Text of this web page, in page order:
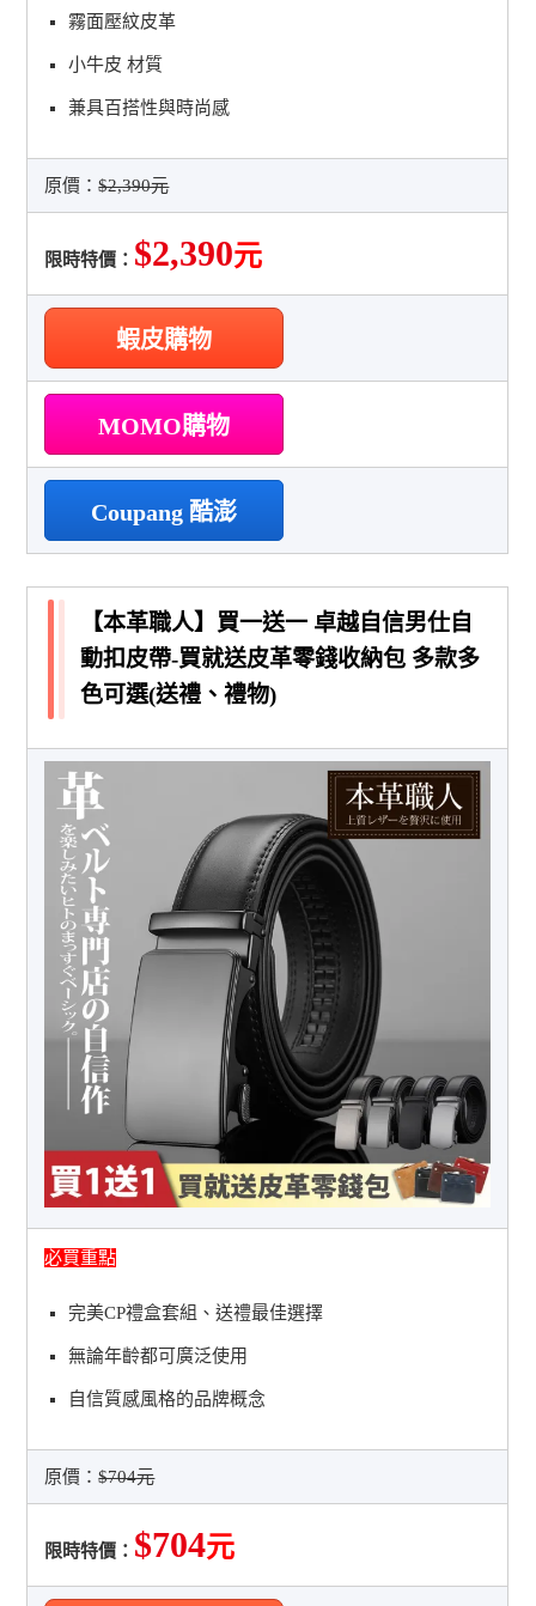
霧面壓紋皮革
小牛皮 材質
兼具百搭性與時尚感
原價：$2,390元
限時特價： $2,390元
蝦皮購物
MOMO購物
Coupang 酷澎
【本革職人】買一送一 卓越自信男仕自
動扣皮帶-買就送皮革零錢收納包 多款多
色可選(送禮、禮物)
必買重點
完美CP禮盒套組、送禮最佳選擇
無論年齡都可廣泛使用
自信質感風格的品牌概念
原價：$704元
限時特價： $704元